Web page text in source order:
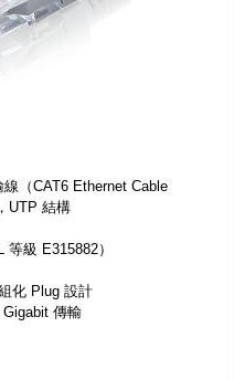
（CAT6 Ethernet Cable
UTP 結構
級 E315882）
化 Plug 設計
傳輸